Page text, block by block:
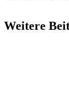
Weitere